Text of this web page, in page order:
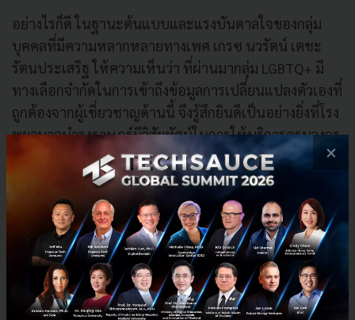
อย่างไรก็ดี ในฐานะต้นแบบและแรงบันดาลใจของกลุ่ม
บุคคลที่มีความหลากหลายทางเพศ เกรซ นวรัตน์ เตชะ
รัตนประเสริฐ ให้ความเห็นว่า ที่ผ่านมากลุ่ม LGBTQ+ มี
ทางเลือกจำกัดในการเข้าถึงข้อมูลการเปลี่ยนแปลงตัวเองที่
ถูกต้องจากผู้เชี่ยวชาญด้านนี้ จึงรู้สึกยินดีเป็นอย่างยิ่งที่โรง
พยาบาลบำรุงราษฎร์มีวิสัยทัศน์ในการให้บริการครบวงจร
เพื่อเป็นทางเลือกให้กับกลุ่ม LGBTQ+ ได้เป็นตัวของตัวเอง
ในแบบที่ปลอดภัย และได้รับการดูแลจากแพทย์ที่มี
ประสบการณ์โดยตรง
×